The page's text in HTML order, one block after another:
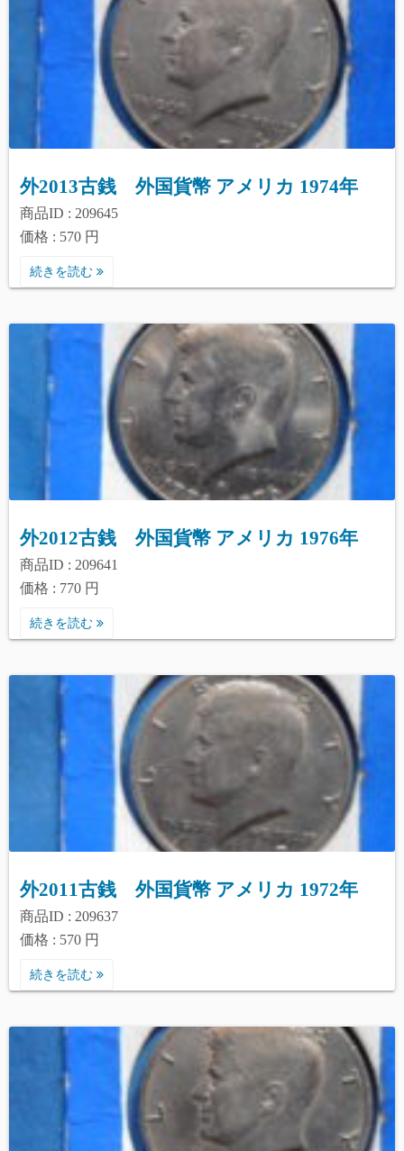
外2013古銭 外国貨幣 アメリカ 1974年
商品ID : 209645
価格 : 570 円
続きを読む
外2012古銭 外国貨幣 アメリカ 1976年
商品ID : 209641
価格 : 770 円
続きを読む
外2011古銭 外国貨幣 アメリカ 1972年
商品ID : 209637
価格 : 570 円
続きを読む